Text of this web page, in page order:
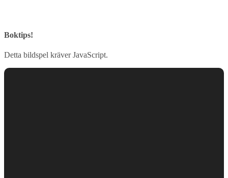
Boktips!
Detta bildspel kräver JavaScript.